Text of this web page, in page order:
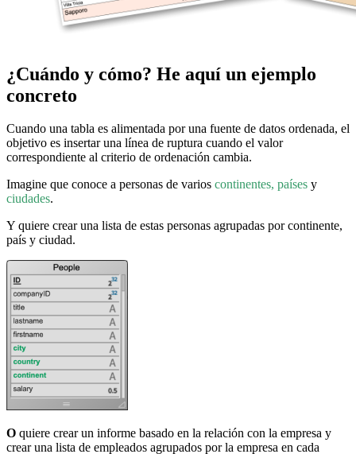
¿Cuándo y cómo? He aquí un ejemplo
concreto
Cuando una tabla es alimentada por una fuente de datos ordenada, el
objetivo es insertar una línea de ruptura cuando el valor
correspondiente al criterio de ordenación cambia.
Imagine que conoce a personas de varios continentes, países y
ciudades.
Y quiere crear una lista de estas personas agrupadas por continente,
país y ciudad.
O quiere crear un informe basado en la relación con la empresa y
crear una lista de empleados agrupados por la empresa en cada